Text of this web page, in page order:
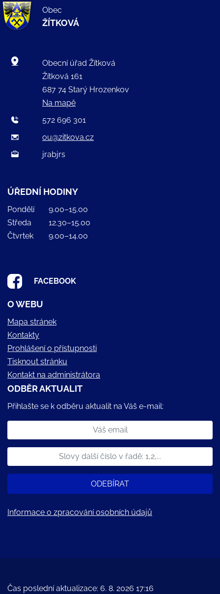
Obec
ŽÍTKOVÁ
Obecní úřad Žítková
Žítková 161
687 74 Starý Hrozenkov
Na mapě
572 696 301
ou@zitkova.cz
jrabjrs
ÚŘEDNÍ HODINY
Pondělí
9.00–15.00
Středa
12.30–15.00
Čtvrtek
9.00–14.00
FACEBOOK
O WEBU
Mapa stránek
Kontakty
Prohlášení o přístupnosti
Tisknout stránku
Kontakt na administrátora
ODBĚR AKTUALIT
Přihlašte se k odběru aktualit na Váš e-mail:
ODEBÍRAT
Informace o zpracování osobních údajů
Čas poslední aktualizace: 6. 8. 2026 17:16